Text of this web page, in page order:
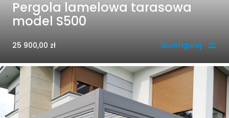
Pergola lamelowa tarasowa
model S500
25 900,00 zł Skonfiguruj